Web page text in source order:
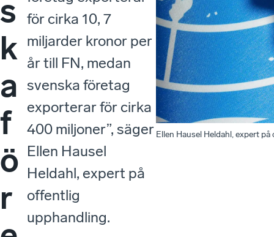
s
k
a
f
ö
r
för cirka 10, 7
miljarder kronor per
år till FN, medan
svenska företag
exporterar för cirka
400 miljoner”, säger
Ellen Hausel
Heldahl, expert på
offentlig
upphandling.
Ellen Hausel Heldahl, expert